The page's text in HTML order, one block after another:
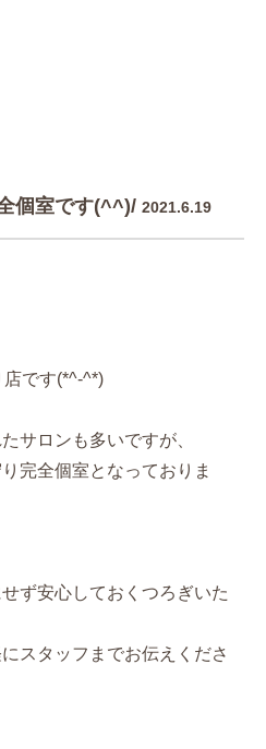
個室です(^^)/ 2021.6.19
です(*^-^*)
サロンも多いですが、
完全個室となっておりま
ず安心しておくつろぎいた
スタッフまでお伝えくださ